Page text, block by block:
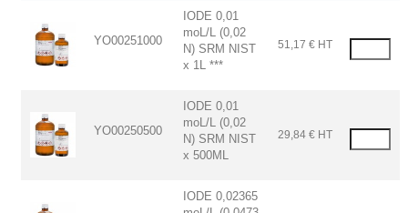
YO00251000
IODE 0,01
moL/L (0,02
N) SRM NIST
x 1L ***
51,17 € HT
YO00250500
IODE 0,01
moL/L (0,02
N) SRM NIST
x 500ML
29,84 € HT
IODE 0,02365